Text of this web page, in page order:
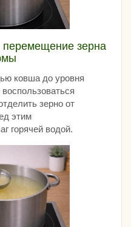
перемещение зерна
ковша до уровня
зерно от
этим
горячей водой.